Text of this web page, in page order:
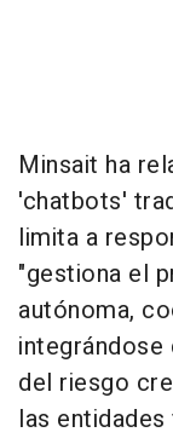
Minsait ha
'chatbots'
limita a
"gestiona el
autónoma,
del riesgo
las